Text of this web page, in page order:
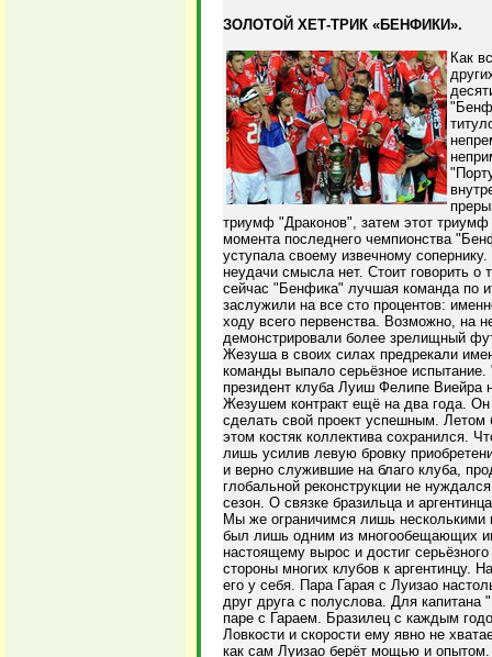
ЗОЛОТОЙ ХЕТ-ТРИК «БЕНФИКИ».
Как
триумф "Драконов", затем этот триумф
момента последнего чемпионства
уступала своему извечному
неудачи смысла нет. Стоит говорить о
сейчас "Бенфика" лучшая команда по
заслужили на все сто процентов:
ходу всего первенства. Возможно, на
демонстрировали более зрелищный
Жезуша в своих силах предрекали
команды выпало серьёзное
президент клуба Луиш Фелипе Виейра
Жезушем контракт ещё на два года. Он
сделать свой проект успешным.
этом костяк коллектива сохранился.
лишь усилив левую бровку
и верно служившие на благо клуба,
глобальной реконструкции не
сезон. О связке бразильца и
Мы же ограничимся лишь
был лишь одним из многообещающих
настоящему вырос и достиг
стороны многих клубов к аргентинцу.
его у себя. Пара Гарая с Луизао
друг друга с полуслова. Для капитана
паре с Гараем. Бразилец с каждым
Ловкости и скорости ему явно не
как сам Луизао берёт мощью и